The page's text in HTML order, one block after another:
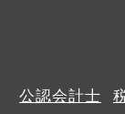
公認会計士